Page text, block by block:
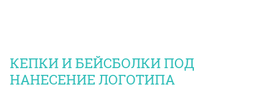
КЕПКИ И БЕЙСБОЛКИ ПОД
НАНЕСЕНИЕ ЛОГОТИПА